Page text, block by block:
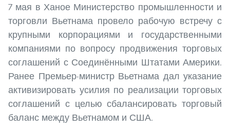
7 мая в Ханое Министерство промышленности и
торговли Вьетнама провело рабочую встречу с
крупными корпорациями и государственными
компаниями по вопросу продвижения торговых
соглашений с Соединёнными Штатами Америки.
Ранее Премьер-министр Вьетнама дал указание
активизировать усилия по реализации торговых
соглашений с целью сбалансировать торговый
баланс между Вьетнамом и США.